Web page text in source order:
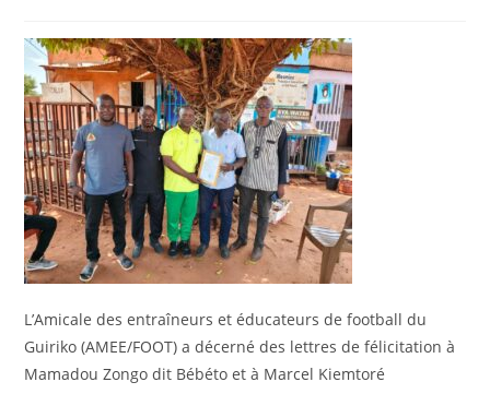
L’Amicale des entraîneurs et éducateurs de football du
Guiriko (AMEE/FOOT) a décerné des lettres de félicitation à
Mamadou Zongo dit Bébéto et à Marcel Kiemtoré